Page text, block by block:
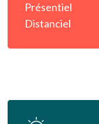
Présentiel
Distanciel